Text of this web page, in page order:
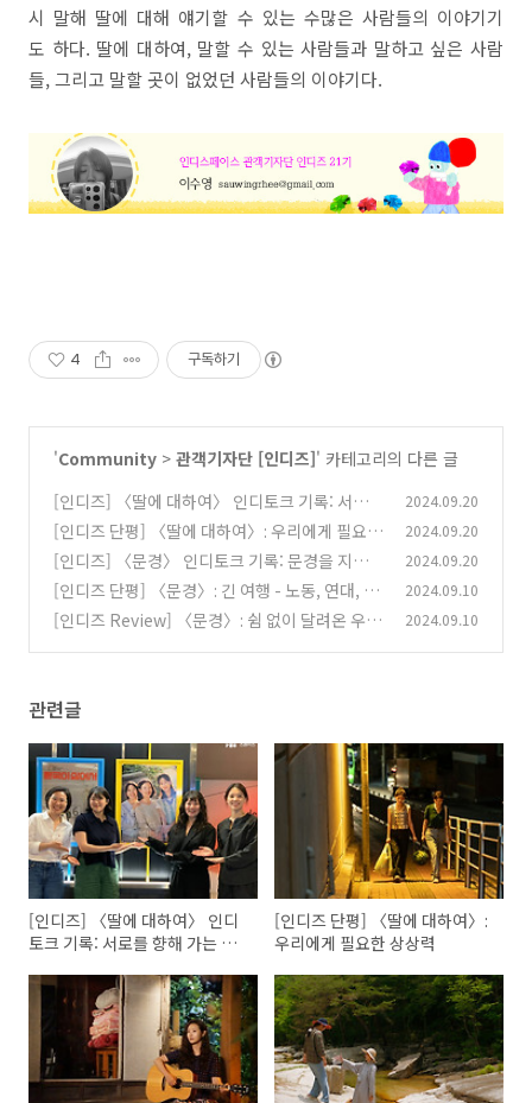
시 말해 딸에 대해 얘기할 수 있는 수많은 사람들의 이야기기
도 하다. 딸에 대하여, 말할 수 있는 사람들과 말하고 싶은 사람
들, 그리고 말할 곳이 없었던 사람들의 이야기다.
4 구독하기
'Community > 관객기자단 [인디즈]' 카테고리의 다른 글
[인디즈] 〈딸에 대하여〉 인디토크 기록: 서로를
향해 가는 마음들 (10)
2024.09.20
[인디즈 단평] 〈딸에 대하여〉: 우리에게 필요한
상상력 (0)
2024.09.20
[인디즈] 〈문경〉 인디토크 기록: 문경을 지나
(1)
2024.09.20
[인디즈 단평] 〈문경〉: 긴 여행 - 노동, 연대, 가
능성과 좌절 - 의 끝에는 (5)
2024.09.10
[인디즈 Review] 〈문경〉: 쉼 없이 달려온 우리
2024.09.10
관련글
[인디즈] 〈딸에 대하여〉 인디
토크 기록: 서로를 향해 가는 마
[인디즈 단평] 〈딸에 대하여〉:
우리에게 필요한 상상력